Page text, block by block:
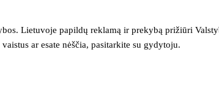
Lietuvoje papildų reklamą ir prekybą prižiūri
ar esate nėščia, pasitarkite su gydytoju.